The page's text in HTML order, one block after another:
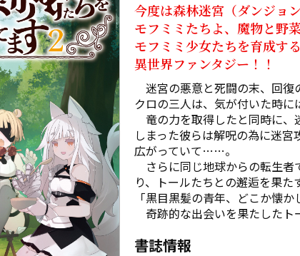
今度は森林迷宮（ダンジョ
モフミミたちよ、魔物と野
モフミミ少女たちを育成す
異世界ファンタジー！！
迷宮の悪意と死闘の末、回復
クロの三人は、気が付いた時に
竜の力を取得したと同時に、
しまった彼らは解呪の為に迷
広がっていて……。
さらに同じ地球からの転生者
り、トールたちとの邂逅を果た
「黒目黒髪の青年、どこか懐
奇跡的な出会いを果たした
書誌情報